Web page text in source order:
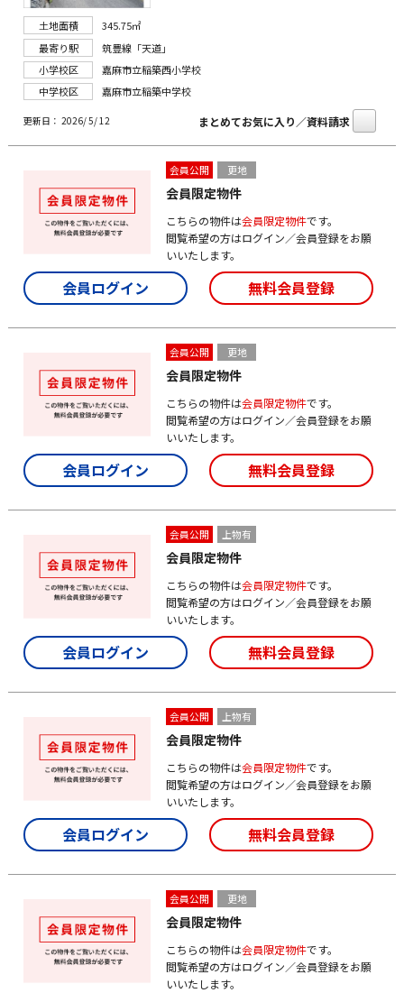
土地面積
345.75㎡
最寄り駅
筑豊線「天道」
小学校区
嘉麻市立稲築西小学校
中学校区
嘉麻市立稲築中学校
更新日： 2026/ 5/ 12 まとめてお気に入り／資料請求
会員公開 更地
会員限定物件
こちらの物件は会員限定物件です。
閲覧希望の方はログイン／会員登録をお願
いいたします。
会員ログイン 無料会員登録
会員公開 更地
会員限定物件
こちらの物件は会員限定物件です。
閲覧希望の方はログイン／会員登録をお願
いいたします。
会員ログイン 無料会員登録
会員公開 上物有
会員限定物件
こちらの物件は会員限定物件です。
閲覧希望の方はログイン／会員登録をお願
いいたします。
会員ログイン 無料会員登録
会員公開 上物有
会員限定物件
こちらの物件は会員限定物件です。
閲覧希望の方はログイン／会員登録をお願
いいたします。
会員ログイン 無料会員登録
会員公開 更地
会員限定物件
こちらの物件は会員限定物件です。
閲覧希望の方はログイン／会員登録をお願
いいたします。